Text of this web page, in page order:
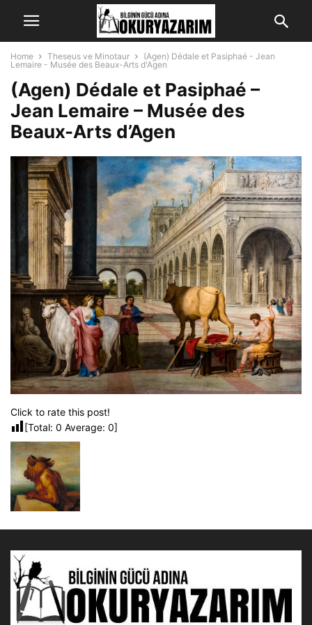
Home Theseus ve Minotaur
(Agen) Dédale et Pasiphaé - Jean
Lemaire - Musée des Beaux-Arts d'Agen
(Agen) Dédale et Pasiphaé –
Jean Lemaire – Musée des
Beaux-Arts d’Agen
Click to rate this post!
[Total: 0 Average: 0]